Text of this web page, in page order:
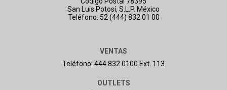
San Luis Potosí, S.L.P. México
Teléfono: 52 (444) 832 01 00
VENTAS
Teléfono: 444 832 0100 Ext. 113
OUTLETS